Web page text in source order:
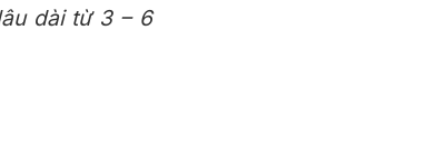
dài từ 3 – 6